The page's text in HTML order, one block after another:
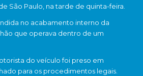
São Paulo, na tarde de quinta-feira.
no acabamento interno da
que operava dentro de um
do veículo foi preso em
para os procedimentos legais.